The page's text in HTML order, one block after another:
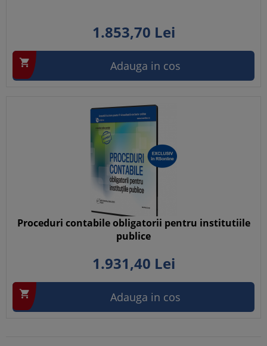
1.853,70 Lei
 Adauga in cos
Proceduri contabile obligatorii pentru institutiile
publice
1.931,40 Lei
 Adauga in cos